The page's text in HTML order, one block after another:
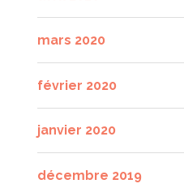
mars 2020
février 2020
janvier 2020
décembre 2019